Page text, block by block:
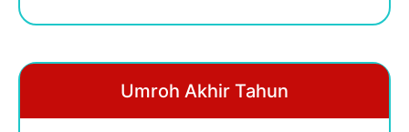
Umroh Akhir Tahun